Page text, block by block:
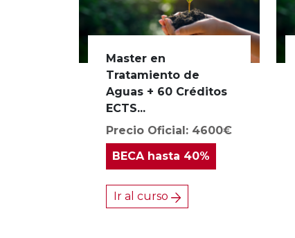
Master en
Tratamiento de
Aguas + 60 Créditos
ECTS...
Precio Oficial: 4600€
BECAhasta 40%
Ir al curso